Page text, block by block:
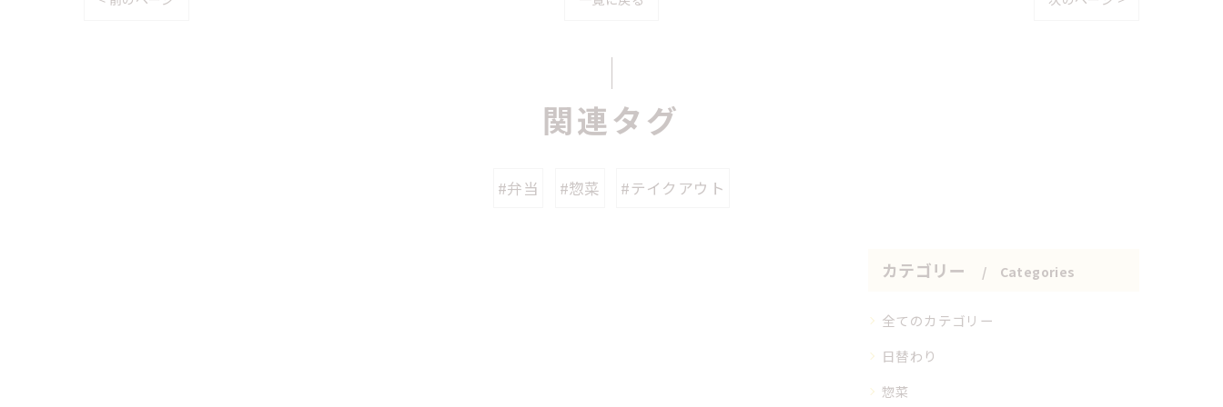
関連タグ
#弁当 #惣菜 #テイクアウト
カテゴリー Categories
全てのカテゴリー
日替わり
惣菜